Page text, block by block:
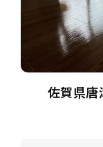
佐賀県